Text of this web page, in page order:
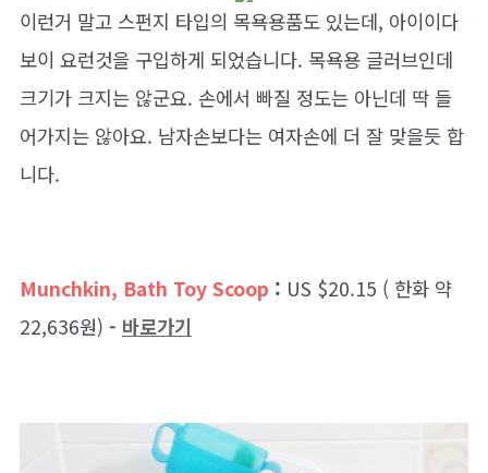
이런거 말고 스펀지 타입의 목욕용품도 있는데, 아이이다
보이 요런것을 구입하게 되었습니다. 목욕용 글러브인데
크기가 크지는 않군요. 손에서 빠질 정도는 아닌데 딱 들
어가지는 않아요. 남자손보다는 여자손에 더 잘 맞을듯 합
니다.
Munchkin, Bath Toy Scoop : US $20.15 ( 한화 약
22,636원) - 바로가기